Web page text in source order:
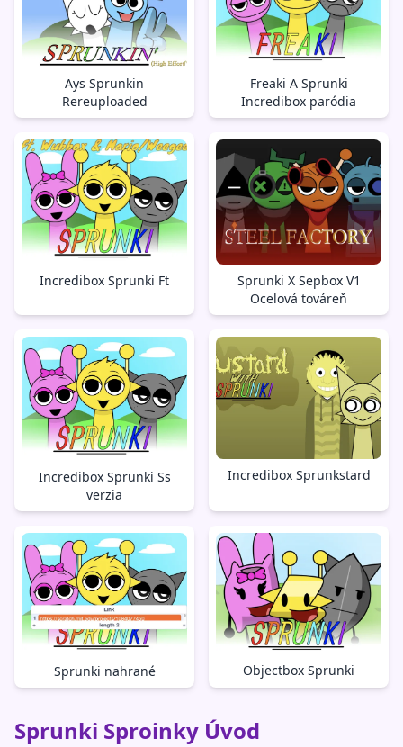
Ays Sprunkin
Rereuploaded
Freaki A Sprunki
Incredibox paródia
Incredibox Sprunki Ft
Sprunki X Sepbox V1
Ocelová továreň
Incredibox Sprunki Ss
verzia
Incredibox Sprunkstard
Sprunki nahrané Objectbox Sprunki
Sprunki Sproinky Úvod